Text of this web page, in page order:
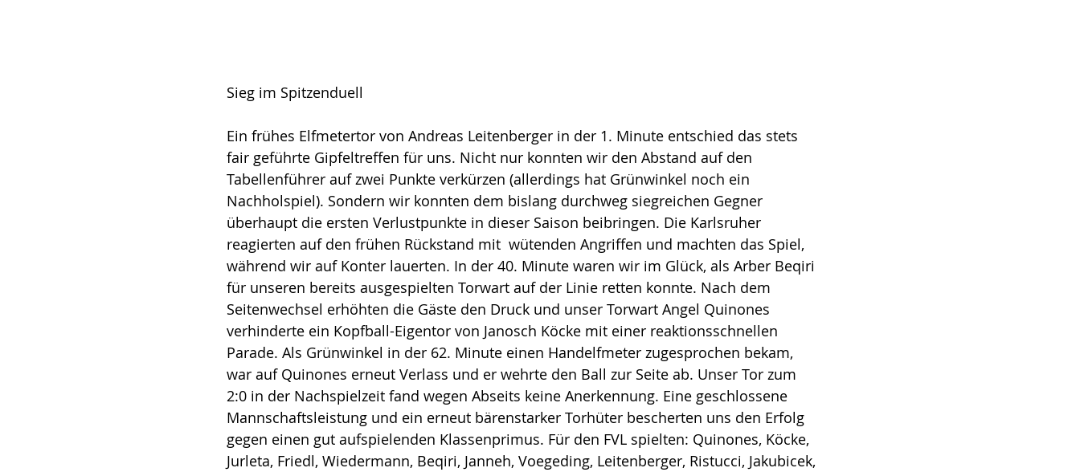
Sieg im Spitzenduell
Ein frühes Elfmetertor von Andreas Leitenberger in der 1. Minute entschied das stets
fair geführte Gipfeltreffen für uns. Nicht nur konnten wir den Abstand auf den
Tabellenführer auf zwei Punkte verkürzen (allerdings hat Grünwinkel noch ein
Nachholspiel). Sondern wir konnten dem bislang durchweg siegreichen Gegner
überhaupt die ersten Verlustpunkte in dieser Saison beibringen. Die Karlsruher
reagierten auf den frühen Rückstand mit  wütenden Angriffen und machten das Spiel,
während wir auf Konter lauerten. In der 40. Minute waren wir im Glück, als Arber Beqiri
für unseren bereits ausgespielten Torwart auf der Linie retten konnte. Nach dem
Seitenwechsel erhöhten die Gäste den Druck und unser Torwart Angel Quinones
verhinderte ein Kopfball-Eigentor von Janosch Köcke mit einer reaktionsschnellen
Parade. Als Grünwinkel in der 62. Minute einen Handelfmeter zugesprochen bekam,
war auf Quinones erneut Verlass und er wehrte den Ball zur Seite ab. Unser Tor zum
2:0 in der Nachspielzeit fand wegen Abseits keine Anerkennung. Eine geschlossene
Mannschaftsleistung und ein erneut bärenstarker Torhüter bescherten uns den Erfolg
gegen einen gut aufspielenden Klassenprimus. Für den FVL spielten: Quinones, Köcke,
Jurleta, Friedl, Wiedermann, Beqiri, Janneh, Voegeding, Leitenberger, Ristucci, Jakubicek,